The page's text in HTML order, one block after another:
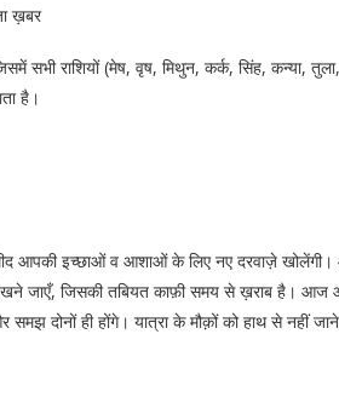
ख़बर
सभी राशियों (मेष, वृष, मिथुन, कर्क, सिंह, कन्या,
है।
आपकी इच्छाओं व आशाओं के लिए नए दरवाज़े
जाएँ, जिसकी तबियत काफ़ी समय से ख़राब है।
दोनों ही होंगे। यात्रा के मौक़ों को हाथ से नहीं